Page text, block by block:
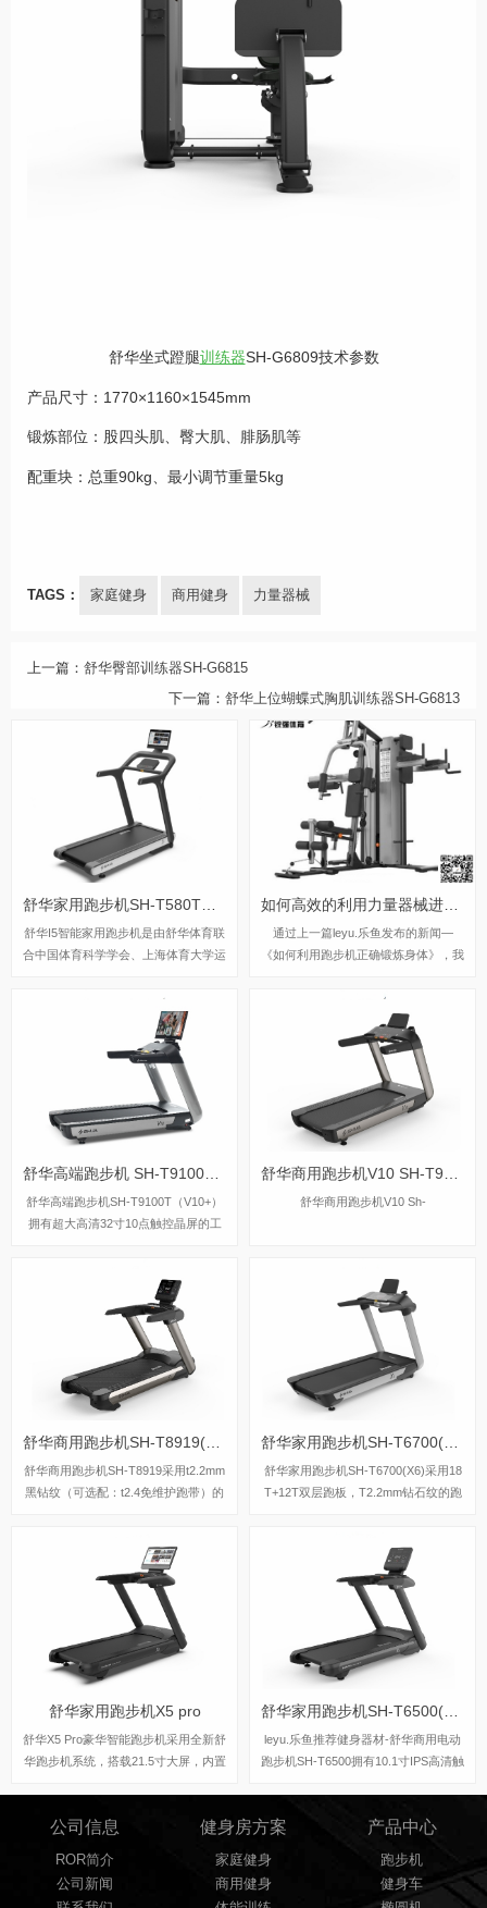
舒华坐式蹬腿训练器SH-G6809技术参数
产品尺寸：1770×1160×1545mm
锻炼部位：股四头肌、臀大肌、腓肠肌等
配重块：总重90kg、最小调节重量5kg
TAGS： 家庭健身 商用健身 力量器械
上一篇： 舒华臀部训练器SH-G6815
下一篇： 舒华上位蝴蝶式胸肌训练器SH-G6813
舒华I5智能家用跑步机是由舒华体育联
合中国体育科学学会、上海体育大学运
家共同研发设计。独特之处在于它结合
国际科学跑步研究理论，能够针对不同
用户进行运动能力测试，并根据测试结
果生成因人而异的有氧运动处方。这意
味着每个用户都能得到一个适合自己的
运动方案，从而更好地达到运动效果。
这一创新技术可以确保用户在运动过程
高运动安全性和有效性。
通过上一篇leyu.乐鱼发布的新闻—
《如何利用跑步机正确锻炼身体》，我
助减少一些部位的脂肪，并不能将身材
修饰得好看，只有配合适当的力量训练
才能塑造出优美的身材。尤其对于女生
来说，力量训练并不会将你变成“肌肉
女”，只会让你的整体线条变得更好。l
eyu.乐鱼为您讲解一下如何高效的利用
力量器械进行减脂训练。
舒华高端跑步机SH-T9100T（V10+）
拥有超大高清32寸10点触控晶屏的工
线教学、专业健身模式随意切换，让您
开启科学健身。
舒华商用跑步机V10 Sh-
舒华商用跑步机SH-T8919采用t2.2mm
黑钻纹（可选配：t2.4免维护跑带）的
触式心率感应测量心跳等数据，跑步面
积达580×1570mm，可承受180kg的使
用者使用。
舒华家用跑步机SH-T6700(X6)采用18
T+12T双层跑板，T2.2mm钻石纹的跑
心率感应和无线心率感应等多种方式获
取数据，跑步面积达520×1450mm，可
承受130kg的使用者使用。
舒华家用跑步机X5 pro
舒华X5 Pro豪华智能跑步机采用全新舒
华跑步机系统，搭载21.5寸大屏，内置
科学指导和比赛互动，可在线升级，历
台设计，全减震系统，核心动力采用F
级耐高温马达，5.0HP峰值马力，提供
leyu.乐鱼推荐健身器材-舒华商用电动
跑步机SH-T6500拥有10.1寸IPS高清触
达、520mm商用豪华跑带和35mm双层
公司信息
ROR简介
公司新闻
健身房方案
家庭健身
商用健身
产品中心
跑步机
健身车